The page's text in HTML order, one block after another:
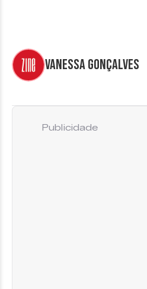
Vanessa Gonçalves
Publicidade